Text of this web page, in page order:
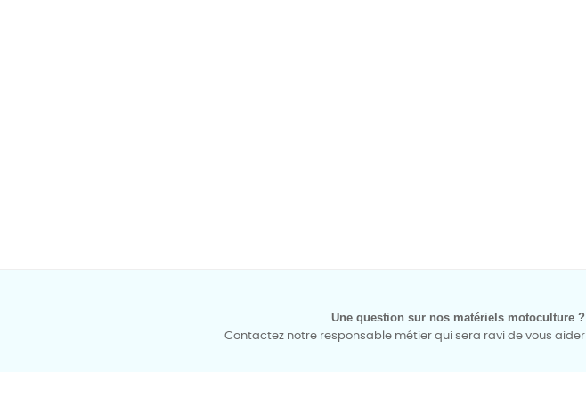
Une question sur nos matériels motoculture ?
Contactez notre responsable métier qui sera ravi de vous aider